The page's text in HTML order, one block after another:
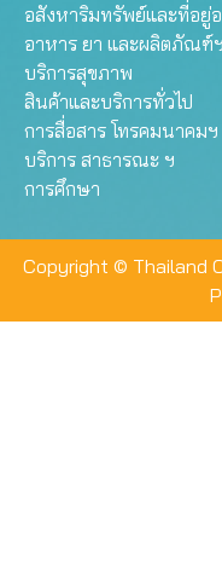
อสังหาริมทรัพย์และที่อยู่
อาหาร ยา และผลิตภัณฑ์ฯ
บริการสุขภาพ
สินค้าและบริการทั่วไป
การสื่อสาร โทรคมนาคมฯ
บริการ สาธารณะ ฯ
การศึกษา
Copyright © Thailand